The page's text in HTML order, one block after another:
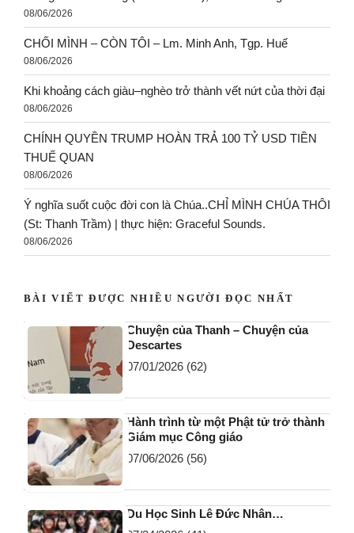
08/06/2026
CHỐI MÌNH – CÒN TÔI – Lm. Minh Anh, Tgp. Huế
08/06/2026
Khi khoảng cách giàu–nghèo trở thành vết nứt của thời đại
08/06/2026
CHÍNH QUYỀN TRUMP HOÀN TRẢ 100 TỶ USD TIỀN
THUẾ QUAN
08/06/2026
Ý nghĩa suốt cuộc đời con là Chúa..CHỈ MÌNH CHÚA THÔI
(St: Thanh Trầm) | thực hiện: Graceful Sounds.
08/06/2026
BÀI VIẾT ĐƯỢC NHIỀU NGƯỜI ĐỌC NHẤT
Chuyện của Thanh – Chuyện của
Descartes
07/01/2026 (62)
Hành trình từ một Phật tử trở thành
Giám mục Công giáo
07/06/2026 (56)
Du Học Sinh Lê Đức Nhân…